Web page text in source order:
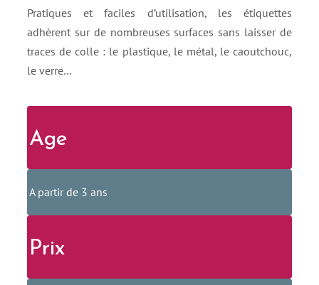
Pratiques et faciles d’utilisation, les étiquettes
adhèrent sur de nombreuses surfaces sans laisser de
traces de colle : le plastique, le métal, le caoutchouc,
le verre…
Age
A partir de 3 ans
Prix